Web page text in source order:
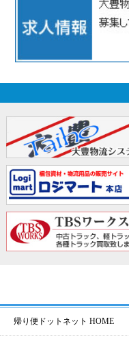
帰り便ドットネット HOME